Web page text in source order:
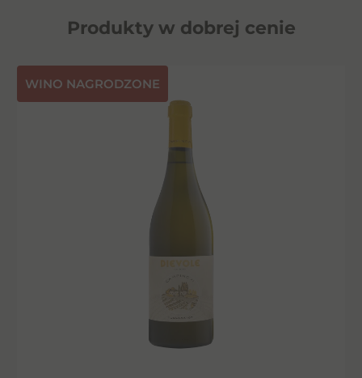
Produkty w dobrej cenie
⁠WINO NAGRODZONE